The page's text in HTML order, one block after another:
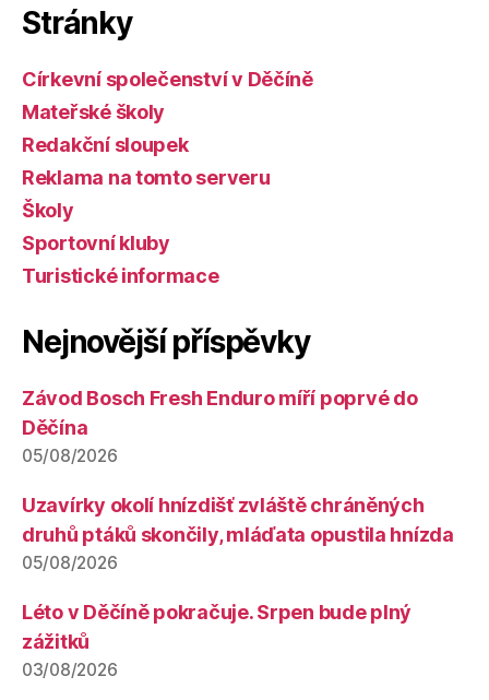
Stránky
Církevní společenství v Děčíně
Mateřské školy
Redakční sloupek
Reklama na tomto serveru
Školy
Sportovní kluby
Turistické informace
Nejnovější příspěvky
Závod Bosch Fresh Enduro míří poprvé do
Děčína
05/08/2026
Uzavírky okolí hnízdišť zvláště chráněných
druhů ptáků skončily, mláďata opustila hnízda
05/08/2026
Léto v Děčíně pokračuje. Srpen bude plný
zážitků
03/08/2026